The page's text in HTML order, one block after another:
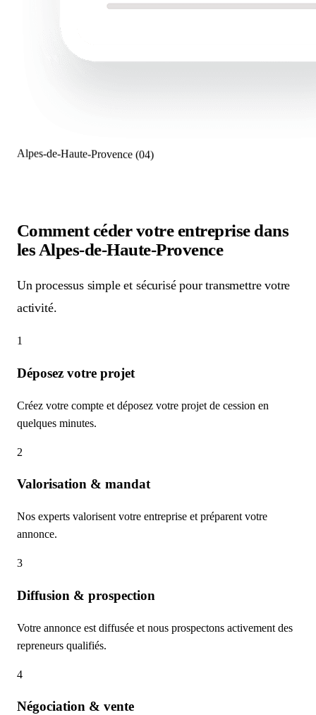
Comment céder votre entreprise dans
les Alpes-de-Haute-Provence
Un processus simple et sécurisé pour transmettre votre
activité.
1
Déposez votre projet
Créez votre compte et déposez votre projet de cession en
quelques minutes.
2
Valorisation & mandat
Nos experts valorisent votre entreprise et préparent votre
annonce.
3
Diffusion & prospection
Votre annonce est diffusée et nous prospectons activement des
repreneurs qualifiés.
4
Négociation & vente